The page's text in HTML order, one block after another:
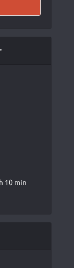
10 min